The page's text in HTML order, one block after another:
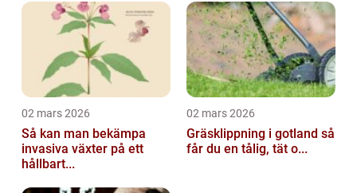
02 mars 2026
Så kan man bekämpa
invasiva växter på ett
hållbart...
02 mars 2026
Gräsklippning i gotland så
får du en tålig, tät o...